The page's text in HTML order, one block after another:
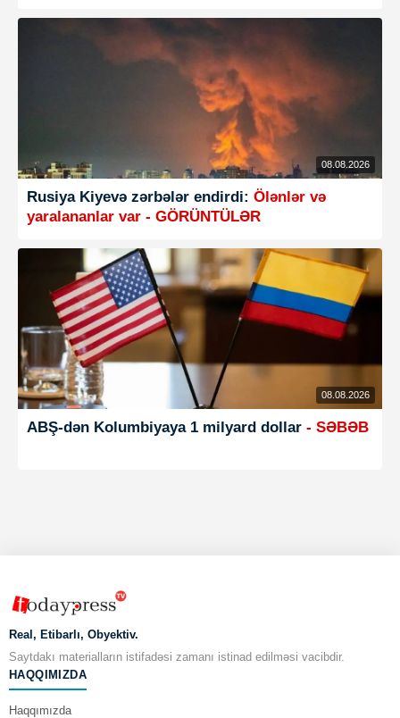
08.08.2026
Rusiya Kiyevə zərbələr endirdi: Ölənlər və
yaralananlar var - GÖRÜNTÜLƏR
08.08.2026
ABŞ-dən Kolumbiyaya 1 milyard dollar - SƏBƏB
Real, Etibarlı, Obyektiv.
Saytdakı materialların istifadəsi zamanı istinad edilməsi vacibdir.
HAQQIMIZDA
Haqqımızda